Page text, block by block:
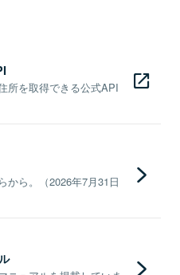
所を取得できる公式API
から。（2026年7月31日